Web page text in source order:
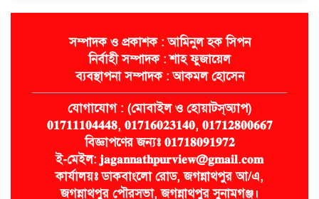
সম্পাদক ও প্রকাশক : আমিনুল হক সিপন
নির্বাহী সম্পাদক : শাহ ফুজায়েল
ব্যবস্থাপনা সম্পাদক : আকমল হোসেন
যোগাযোগ : (মোবাইল ও হোয়াটস্অ্যাপ)
𝟎𝟏𝟕𝟏𝟏𝟏𝟎𝟒𝟒𝟒𝟖, 𝟎𝟏𝟕𝟏𝟔𝟎𝟐𝟑𝟏𝟒𝟎, 𝟎𝟏𝟕𝟏𝟐𝟖𝟎𝟎𝟔𝟔𝟕
বিজ্ঞাপণের জন্যঃ 𝟎𝟏𝟕𝟏𝟖𝟎𝟗𝟏𝟗𝟕𝟐
ই-মেইল: 𝐣𝐚𝐠𝐚𝐧𝐧𝐚𝐭𝐡𝐩𝐮𝐫𝐯𝐢𝐞𝐰@𝐠𝐦𝐚𝐢𝐥.𝐜𝐨𝐦
কার্যালয়ঃ ডাকবাংলো রোড, জগন্নাথপুর আ/এ,
জগন্নাথপুর পৌরসভা, জগন্নাথপুর সুনামগঞ্জ।